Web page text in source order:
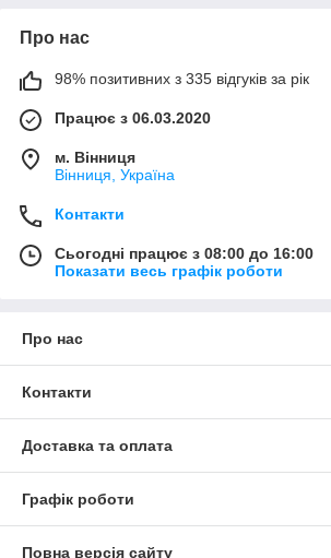
Про нас
98% позитивних з 335 відгуків за рік
Працює з 06.03.2020
м. Вінниця
Вінниця, Україна
Контакти
Сьогодні працює з 08:00 до 16:00
Показати весь графік роботи
Про нас
Контакти
Доставка та оплата
Графік роботи
Повна версія сайту